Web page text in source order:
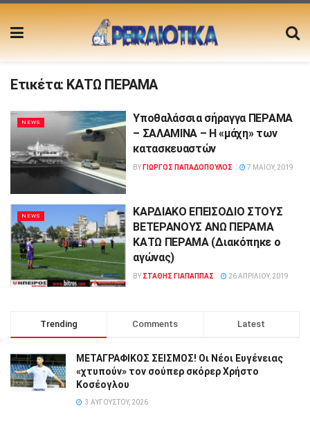
Ετικέτα: ΚΑΤΩ ΠΕΡΑΜΑ
NEWS
Υποθαλάσσια σήραγγα ΠΕΡΑΜΑ
– ΣΑΛΑΜΙΝΑ – Η «μάχη» των
κατασκευαστών
BY ΓΙΏΡΓΟΣ ΠΑΠΑΔΌΠΟΥΛΟΣ 7 ΜΑΪ́ΟΥ, 2019
NEWS
ΚΑΡΔΙΑΚΟ ΕΠΕΙΣΟΔΙΟ ΣΤΟΥΣ
ΒΕΤΕΡΑΝΟΥΣ ΑΝΩ ΠΕΡΑΜΑ
ΚΑΤΩ ΠΕΡΑΜΑ (Διακόπηκε ο
αγώνας)
BY ΣΤΑΘΗΣ ΓΊΑΠΑΠΠΑΣ 26 ΑΠΡΙΛΊΟΥ, 2019
Trending Comments Latest
ΜΕΤΑΓΡΑΦΙΚΟΣ ΣΕΙΣΜΟΣ! Οι Νέοι Ευγένειας
«χτυπούν» τον σούπερ σκόρερ Χρήστο
Κοσέογλου
3 ΑΥΓΟΎΣΤΟΥ, 2026